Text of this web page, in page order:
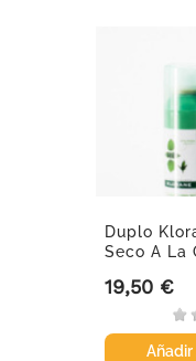
Duplo
Seco A La
Precio
19,50 €
Añadir